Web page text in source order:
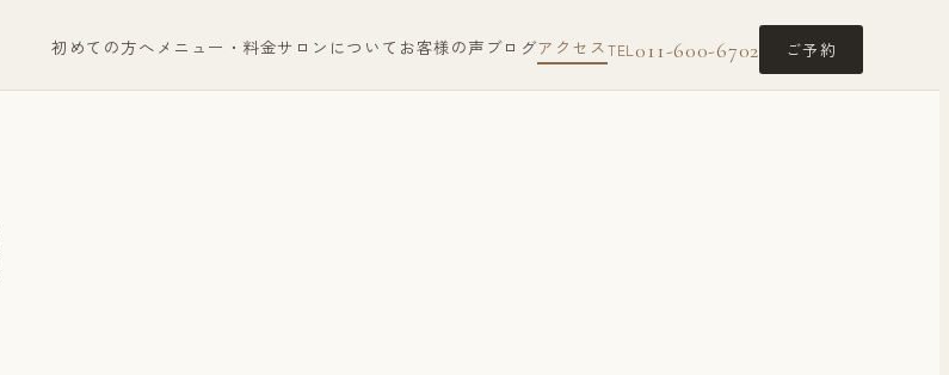
初めての方へ メニュー・料金サロンについて お客様の声 ブログアクセスTEL011-600-6702 ご予約